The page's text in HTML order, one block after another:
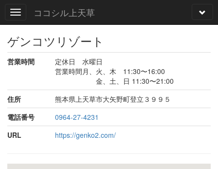
ココシル上天草
ゲンコツリゾート
営業時間
定休日 水曜日
営業時間月、火、木 11:30〜16:00
金、土、日 11:30〜21:00
住所
熊本県上天草市大矢野町登立３９９５
電話番号
0964-27-4231
URL
https://genko2.com/